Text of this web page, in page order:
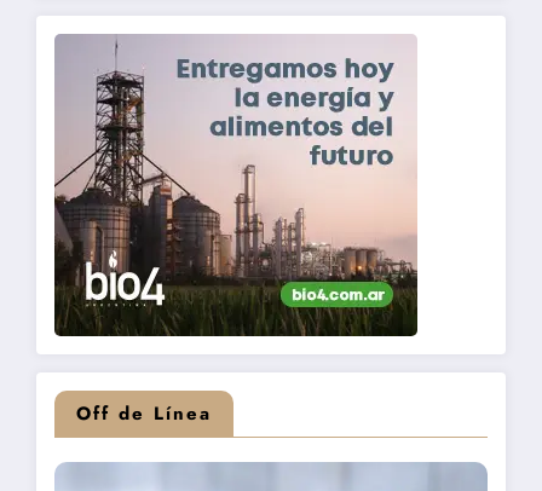
Off de Línea